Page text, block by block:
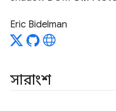
Eric Bidelman
সারাংশ